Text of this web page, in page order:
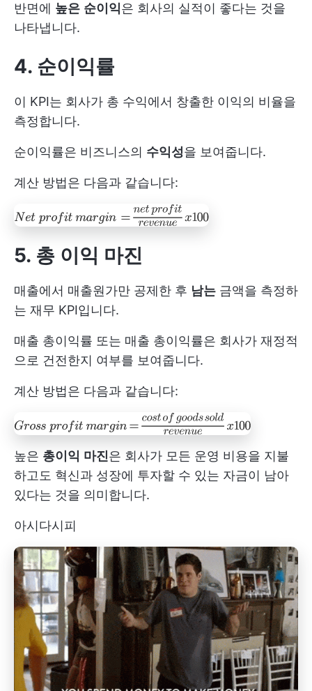
반면에 높은 순이익은 회사의 실적이 좋다는 것을
나타냅니다.
4. 순이익률
이 KPI는 회사가 총 수익에서 창출한 이익의 비율을
측정합니다.
순이익률은 비즈니스의 수익성을 보여줍니다.
계산 방법은 다음과 같습니다:
5. 총 이익 마진
매출에서 매출원가만 공제한 후 남는 금액을 측정하
는 재무 KPI입니다.
매출 총이익률 또는 매출 총이익률은 회사가 재정적
으로 건전한지 여부를 보여줍니다.
계산 방법은 다음과 같습니다:
높은 총이익 마진은 회사가 모든 운영 비용을 지불
하고도 혁신과 성장에 투자할 수 있는 자금이 남아
있다는 것을 의미합니다.
아시다시피